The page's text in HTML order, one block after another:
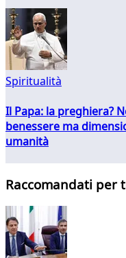
Spiritualità
Il Papa: la preghiera?
benessere ma
umanità
Raccomandati per